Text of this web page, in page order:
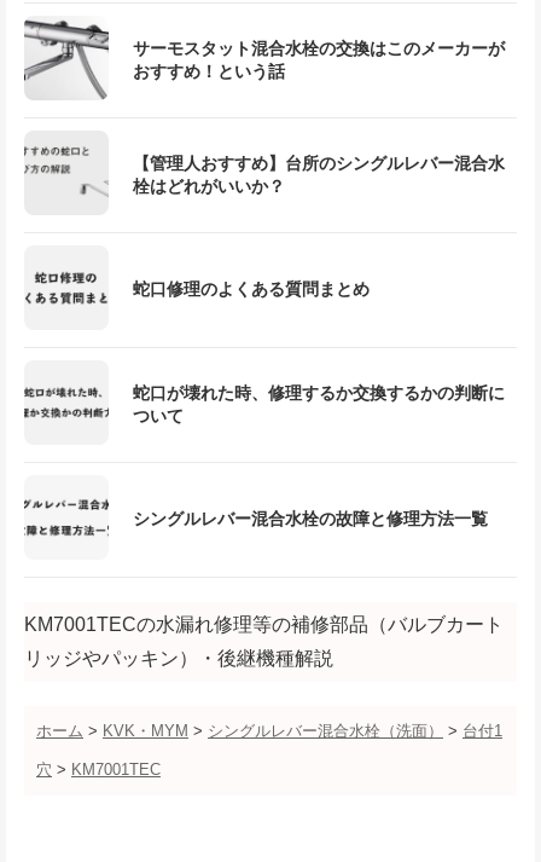
サーモスタット混合水栓の交換はこのメーカーが
おすすめ！という話
【管理人おすすめ】台所のシングルレバー混合水
栓はどれがいいか？
蛇口修理のよくある質問まとめ
蛇口が壊れた時、修理するか交換するかの判断に
ついて
シングルレバー混合水栓の故障と修理方法一覧
KM7001TECの水漏れ修理等の補修部品（バルブカート
リッジやパッキン）・後継機種解説
ホーム > KVK・MYM > シングルレバー混合水栓（洗面） > 台付1
穴 > KM7001TEC